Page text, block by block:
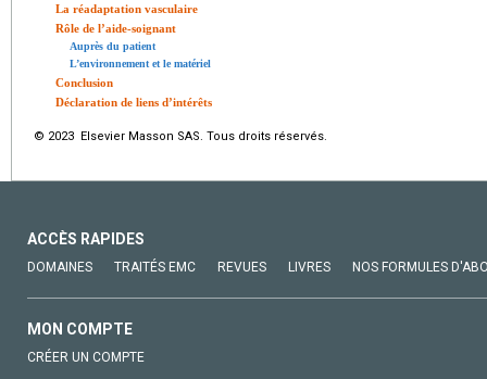
La réadaptation vasculaire
Rôle de l’aide-soignant
Auprès du patient
L’environnement et le matériel
Conclusion
Déclaration de liens d’intérêts
© 2023 Elsevier Masson SAS. Tous droits réservés.
ACCÈS RAPIDES
DOMAINES TRAITÉS EMC REVUES LIVRES NOS FORMULES
MON COMPTE
CRÉER UN COMPTE